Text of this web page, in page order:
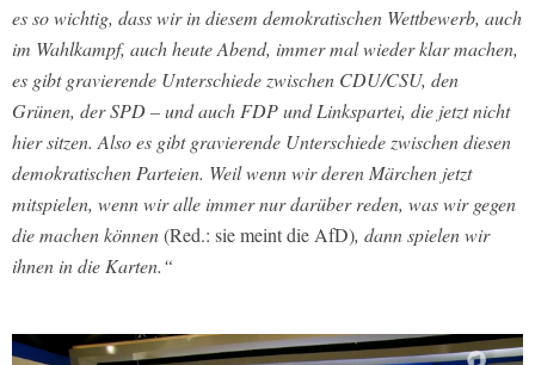
es so wichtig, dass wir in diesem demokratischen Wettbewerb, auch
im Wahlkampf, auch heute Abend, immer mal wieder klar machen,
es gibt gravierende Unterschiede zwischen CDU/CSU, den
Grünen, der SPD – und auch FDP und Linkspartei, die jetzt nicht
hier sitzen. Also es gibt gravierende Unterschiede zwischen diesen
demokratischen Parteien. Weil wenn wir deren Märchen jetzt
mitspielen, wenn wir alle immer nur darüber reden, was wir gegen
die machen können(Red.: sie meint die AfD), dann spielen wir
ihnen in die Karten.“